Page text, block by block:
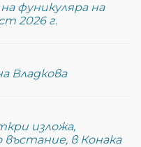
фуникуляра на
2026 г.
Владкова
изложа,
в Конака